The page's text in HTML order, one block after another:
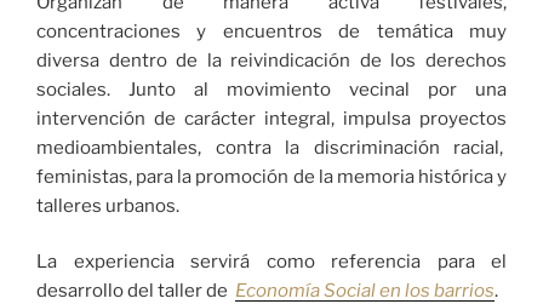
concentraciones y encuentros de temática muy
diversa dentro de la reivindicación de los derechos
sociales. Junto al movimiento vecinal por una
intervención de carácter integral, impulsa proyectos
medioambientales, contra la discriminación racial,
feministas, para la promoción de la memoria histórica y
talleres urbanos.
La experiencia servirá como referencia para el
desarrollo del taller de Economía Social en los barrios.